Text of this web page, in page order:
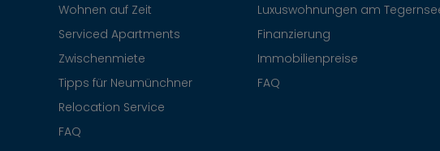
Wohnen auf Zeit
Serviced Apartments
Zwischenmiete
Tipps für Neumünchner
Relocation Service
FAQ
Luxuswohnungen am
Finanzierung
Immobilienpreise
FAQ